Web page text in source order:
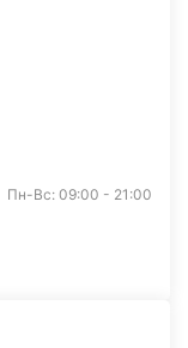
Пн-Вс: 09:00 - 21:00